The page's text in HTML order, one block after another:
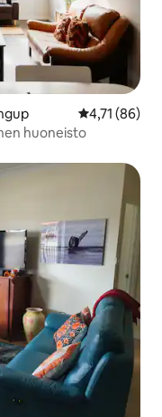
4,71 (86)
huoneisto